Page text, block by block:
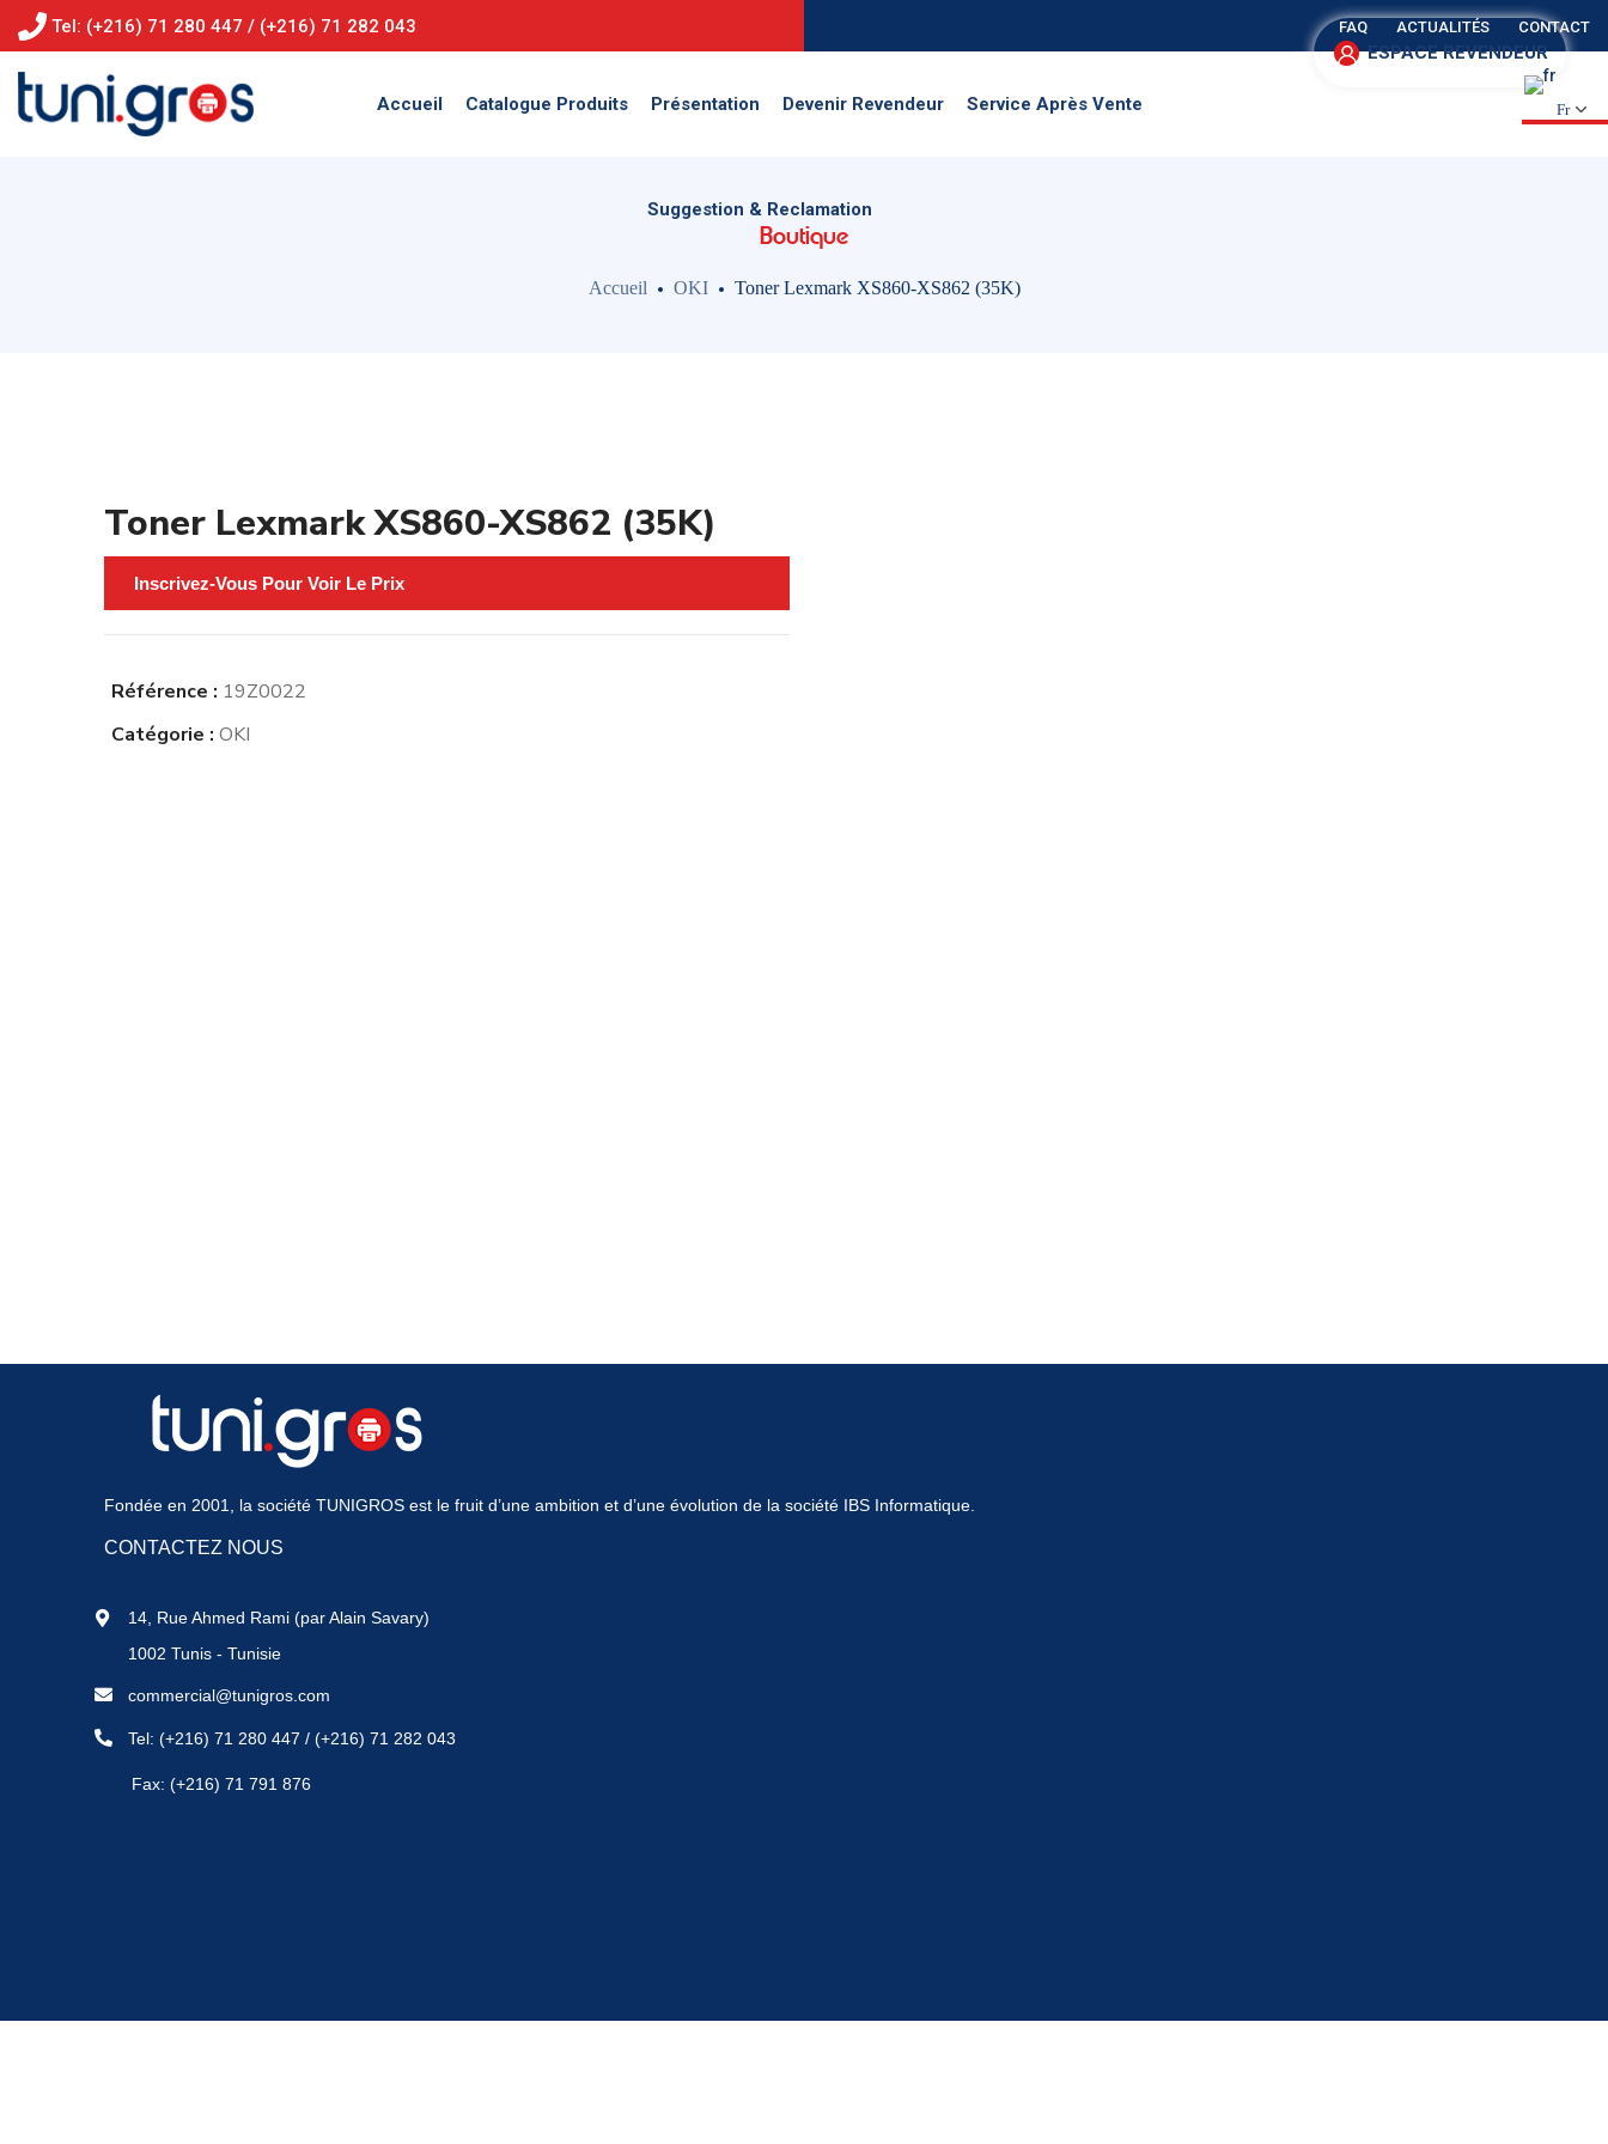
Tel: (+216) 71 280 447 / (+216) 71 282 043 FAQ ACTUALITÉS CONTACT
Accueil Catalogue Produits Présentation Devenir Revendeur Service Après Vente
Suggestion & Reclamation
ESPACE REVENDEUR
Fr
Suggestion & Reclamation
Boutique
Accueil OKI Toner Lexmark XS860-XS862 (35K)
Toner Lexmark XS860-XS862 (35K)
Inscrivez-Vous Pour Voir Le Prix
Référence : 19Z0022
Catégorie : OKI
Fondée en 2001, la société TUNIGROS est le fruit d’une ambition et d’une évolution de la société IBS Informatique.
CONTACTEZ NOUS
14, Rue Ahmed Rami (par Alain Savary)
1002 Tunis - Tunisie
commercial@tunigros.com
Tel: (+216) 71 280 447 / (+216) 71 282 043
Fax: (+216) 71 791 876